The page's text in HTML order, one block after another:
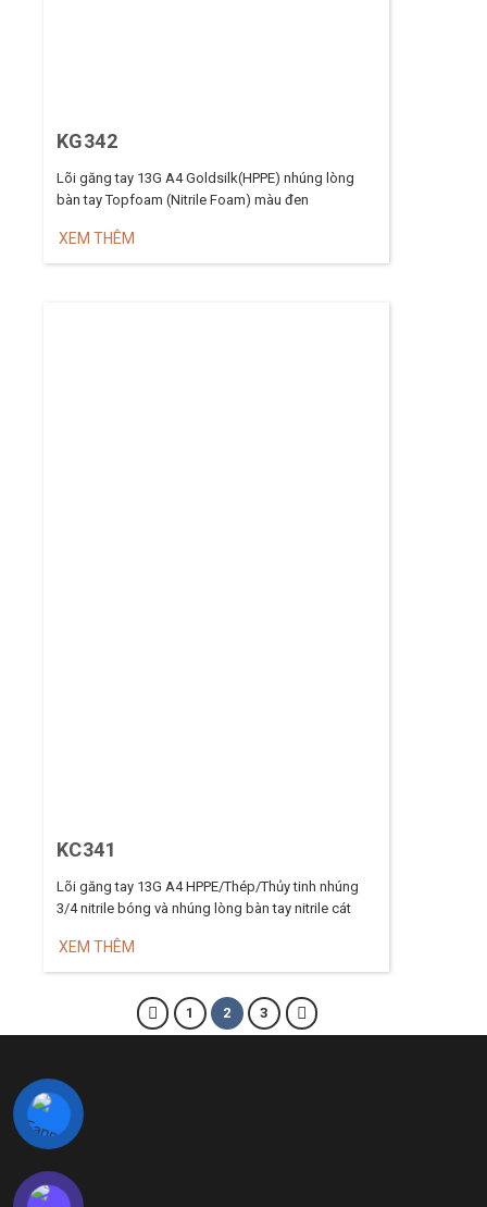
KG342
Lõi găng tay 13G A4 Goldsilk(HPPE) nhúng lòng
bàn tay Topfoam (Nitrile Foam) màu đen
XEM THÊM
KC341
Lõi găng tay 13G A4 HPPE/Thép/Thủy tinh nhúng
3/4 nitrile bóng và nhúng lòng bàn tay nitrile cát
XEM THÊM
1 2 3